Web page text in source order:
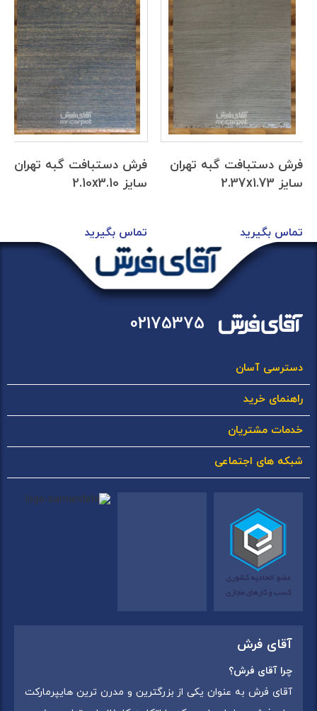
فرش دستبافت گبه تهران
سایز 2.37x1.73
تماس بگیرید
فرش دستبافت گبه تهران
سایز 2.10x3.10
تماس بگیرید
02175375
دسترسی آسان
راهنمای خرید
خدمات مشتریان
شبکه های اجتماعی
آقای فرش
چرا آقای فرش؟
آقای فرش به عنوان یکی از بزرگترین و مدرن ترین هایپرمارکت